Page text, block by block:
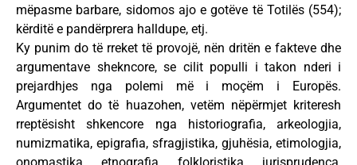
mëpasme barbare, sidomos ajo e gotëve të Totilës (554);
kërditë e pandërprera halldupe, etj.
Ky punim do të rreket të provojë, nën dritën e fakteve dhe
argumentave shekncore, se cilit populli i takon nderi i
prejardhjes nga polemi më i moçëm i Europës.
Argumentet do të huazohen, vetëm nëpërmjet kriteresh
rreptësisht shkencore nga historiografia, arkeologjia,
numizmatika, epigrafia, sfragjistika, gjuhësia, etimologjia,